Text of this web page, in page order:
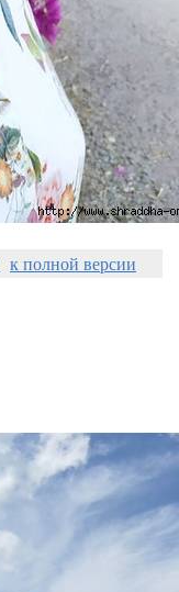
к полной версии